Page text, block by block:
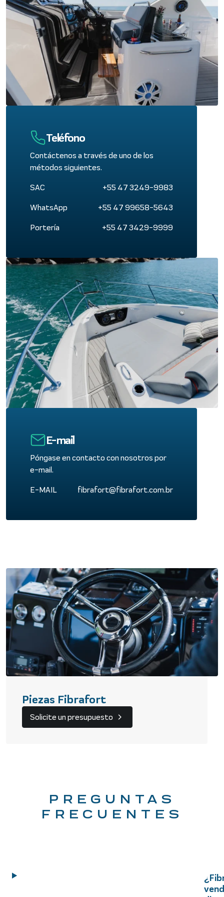
Teléfono
Contáctenos a través de uno de los
métodos siguientes.
SAC +55 47 3249-9983
WhatsApp +55 47 99658-5643
Portería +55 47 3429-9999
E-mail
Póngase en contacto con nosotros por
e-mail.
E-MAIL fibrafort@fibrafort.com.br
Piezas Fibrafort
Solicite un presupuesto
PREGUNTAS
FRECUENTES